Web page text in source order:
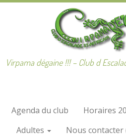
Passer
Virpama dégaine !!! – Club d
Agenda du club
Horaires
Adultes
Nous